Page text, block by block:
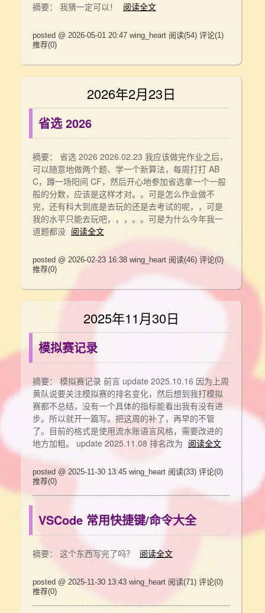
摘要： 我猜一定可以！ 阅读全文
posted @ 2026-05-01 20:47 wing_heart 阅读(54) 评论(1)
推荐(0)
2026年2月23日
省选 2026
摘要： 省选 2026 2026.02.23 我应该做完作业之后，
可以随意地做两个题、学一个新算法，每周打打 AB
C，蹲一场阳间 CF，然后开心地参加省选拿一个一般
般的分数，应该是这样才对。。可是怎么作业做不
完，还有科大到底是去玩的还是去考试的呢，，可是
我的水平只能去玩吧，，，。。可是为什么今年我一
道题都没 阅读全文
posted @ 2026-02-23 16:38 wing_heart 阅读(46) 评论(0)
推荐(0)
2025年11月30日
模拟赛记录
摘要： 模拟赛记录 前言 update 2025.10.16 因为上周
黄队说要关注模拟赛的排名变化，然后想到我打模拟
赛都不总结，没有一个具体的指标能看出我有没有进
步。所以就开一篇写。把这周的补了，再早的不管
了。目前的格式是使用流水账语言风格，需要改进的
地方加粗。 update 2025.11.08 排名改为 阅读全文
posted @ 2025-11-30 13:45 wing_heart 阅读(33) 评论(0)
推荐(0)
VSCode 常用快捷键/命令大全
摘要： 这个东西写完了吗？ 阅读全文
posted @ 2025-11-30 13:43 wing_heart 阅读(71) 评论(0)
推荐(0)